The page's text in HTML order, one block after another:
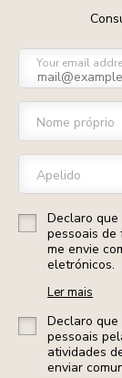
Your email
Nome próprio
Apelido
Declaro
pessoais de
me envie
eletrónicos.
Ler mais
Declaro
pessoais
atividades
enviar